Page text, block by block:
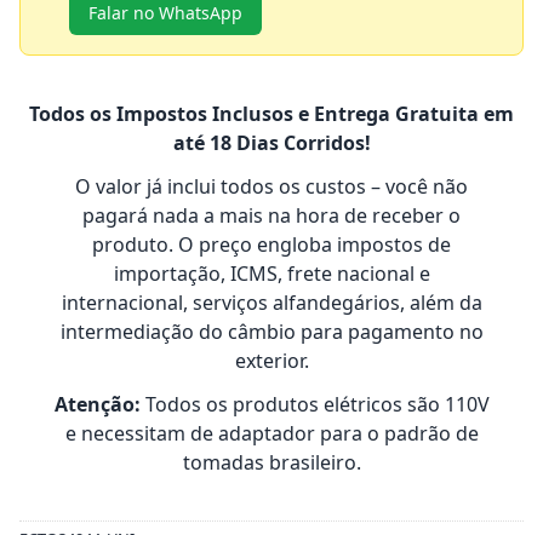
Falar no WhatsApp
Todos os Impostos Inclusos e Entrega Gratuita em
até 18 Dias Corridos!
O valor já inclui todos os custos – você não
pagará nada a mais na hora de receber o
produto. O preço engloba impostos de
importação, ICMS, frete nacional e
internacional, serviços alfandegários, além da
intermediação do câmbio para pagamento no
exterior.
Atenção: Todos os produtos elétricos são 110V
e necessitam de adaptador para o padrão de
tomadas brasileiro.